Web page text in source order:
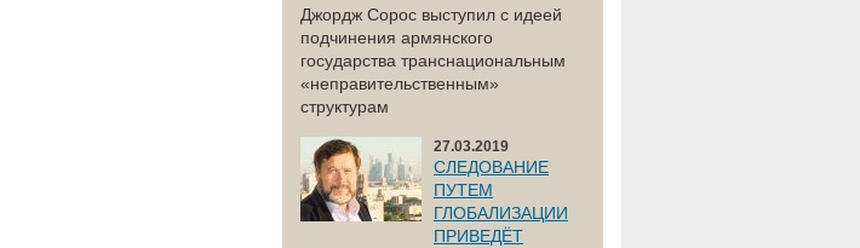
Джордж Сорос выступил с идеей
подчинения армянского
государства транснациональным
«неправительственным»
структурам
27.03.2019
СЛЕДОВАНИЕ
ПУТЕМ
ГЛОБАЛИЗАЦИИ
ПРИВЕДЁТ